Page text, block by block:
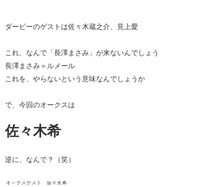
ダービーのゲストは佐々木蔵之介、見上愛
これ、なんで「長澤まさみ」が来ないんでしょう
長澤まさみ＝ルメール
これを、やらないという意味なんでしょうか
で、今回のオークスは
佐々木希
逆に、なんで？（笑）